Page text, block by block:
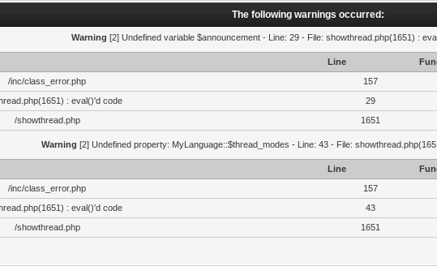
The following warnings occurred:
Warning [2] Undefined variable $announcement - Line: 29 - File: showthread.php(1651) :
Line
/inc/class_error.php
157
: eval()'d code
29
/showthread.php
1651
Warning [2] Undefined property: MyLanguage::$thread_modes - Line: 43 - File:
Line
/inc/class_error.php
157
: eval()'d code
43
/showthread.php
1651